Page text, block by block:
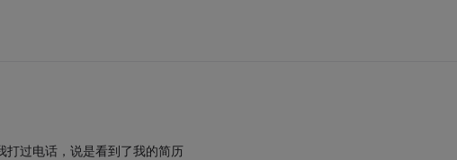
打过电话，说是看到了我的简历